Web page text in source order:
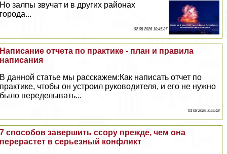
Но залпы звучат и в других районах
города...
02 08 2026 18:45:37
Написание отчета по пpaктике - план и правила
написания
В данной статье мы расскажем:Как написать отчет по
пpaктике, чтобы он устроил руководителя, и его не нужно
было переделывать...
01 08 2026 3:55:48
7 способов завершить ссору прежде, чем она
перерастет в серьезный конфликт